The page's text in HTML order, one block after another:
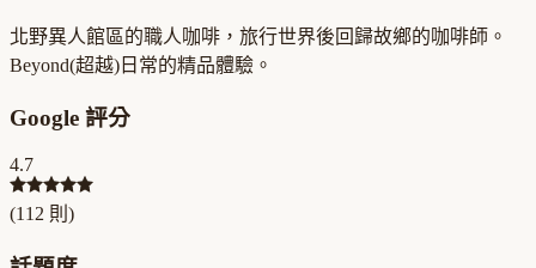
北野異人館區的職人咖啡，旅行世界後回歸故鄉的咖啡師。
Beyond(超越)日常的精品體驗。
Google 評分
4.7
(112 則)